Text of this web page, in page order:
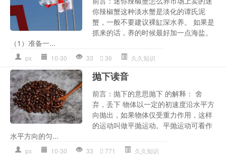
你辣椒蟹这种淡水蟹是淡化的谭氏泥
蟹，一般不要建议裸缸深水养。 如果是
抓来的话，养的时候最好加一点海盐。
（1）准备一...
px 10-30 33 36 久久知识
抛下读音
前言：抛下的意思抛下 的解释： 舍
弃，丢下 物体以一定的初速度沿水平方
向抛出，如果物体仅受重力作用，这样
的运动叫做平抛运动。平抛运动可看作
水平方向的匀...
px 10-30 33 771 久久知识